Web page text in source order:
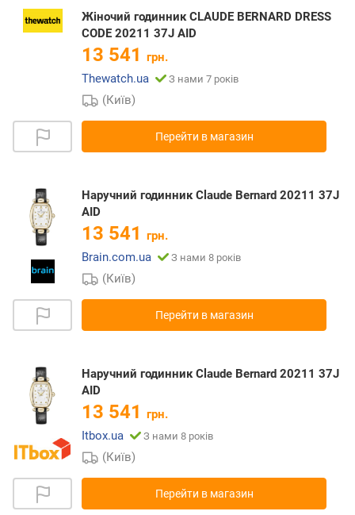
Жіночий годинник CLAUDE BERNARD DRESS
CODE 20211 37J AID
13 541 грн.
Thewatch.ua
З нами 7 років
(Київ)
Перейти в магазин
Наручний годинник Claude Bernard 20211 37J
AID
13 541 грн.
Brain.com.ua
З нами 8 років
(Київ)
Перейти в магазин
Наручний годинник Claude Bernard 20211 37J
AID
13 541 грн.
Itbox.ua
З нами 8 років
(Київ)
Перейти в магазин